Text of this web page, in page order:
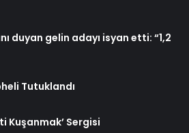
duyan gelin adayı isyan etti: “1,2
Tutuklandı
Kuşanmak’ Sergisi